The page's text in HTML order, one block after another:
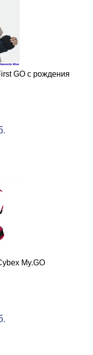
GO с рождения
My.GO